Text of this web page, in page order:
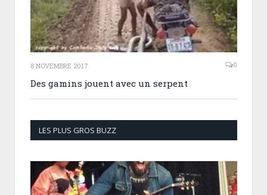
8 NOVEMBRE 2017 0
Des gamins jouent avec un serpent
LES PLUS GROS BUZZ